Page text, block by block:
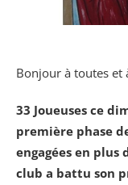
Bonjour à toutes et
33 Joueuses ce
première phase
engagées en plus
club a battu son